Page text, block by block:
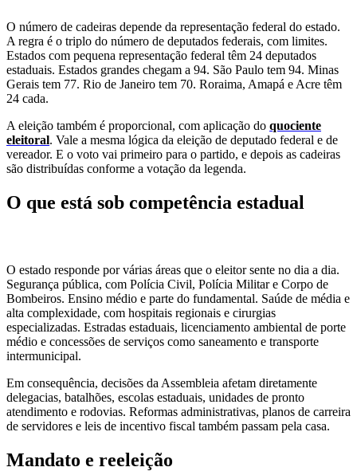
O número de cadeiras depende da representação federal do estado.
A regra é o triplo do número de deputados federais, com limites.
Estados com pequena representação federal têm 24 deputados
estaduais. Estados grandes chegam a 94. São Paulo tem 94. Minas
Gerais tem 77. Rio de Janeiro tem 70. Roraima, Amapá e Acre têm
24 cada.
A eleição também é proporcional, com aplicação do quociente
eleitoral. Vale a mesma lógica da eleição de deputado federal e de
vereador. E o voto vai primeiro para o partido, e depois as cadeiras
são distribuídas conforme a votação da legenda.
O que está sob competência estadual
O estado responde por várias áreas que o eleitor sente no dia a dia.
Segurança pública, com Polícia Civil, Polícia Militar e Corpo de
Bombeiros. Ensino médio e parte do fundamental. Saúde de média e
alta complexidade, com hospitais regionais e cirurgias
especializadas. Estradas estaduais, licenciamento ambiental de porte
médio e concessões de serviços como saneamento e transporte
intermunicipal.
Em consequência, decisões da Assembleia afetam diretamente
delegacias, batalhões, escolas estaduais, unidades de pronto
atendimento e rodovias. Reformas administrativas, planos de carreira
de servidores e leis de incentivo fiscal também passam pela casa.
Mandato e reeleição